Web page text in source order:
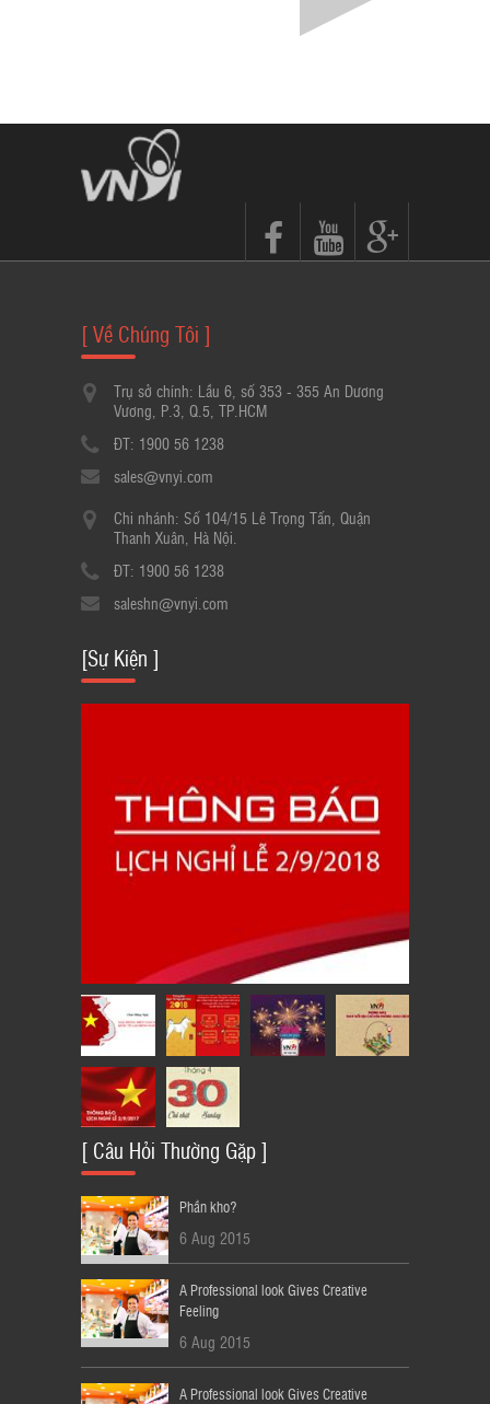
[ Về Chúng Tôi ]
Trụ sở chính: Lầu 6, số 353 - 355 An Dương
Vương, P.3, Q.5, TP.HCM
ĐT: 1900 56 1238
sales@vnyi.com
Chi nhánh: Số 104/15 Lê Trọng Tấn, Quận
Thanh Xuân, Hà Nội.
ĐT: 1900 56 1238
saleshn@vnyi.com
[Sự Kiện ]
LỊCH THÔNG BÁO NGHỈ LỄ QUỐC
KHÁNH 2/9/2018 23
[ Câu Hỏi Thường Gặp ]
Phần kho?
6 Aug 2015
A Professional look Gives Creative
Feeling
6 Aug 2015
A Professional look Gives Creative